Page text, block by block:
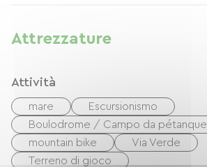
Attrezzature
Attività
mare
Escursionismo
Boulodrome / Campo da pétanque
mountain bike
Via Verde
Terreno di gioco